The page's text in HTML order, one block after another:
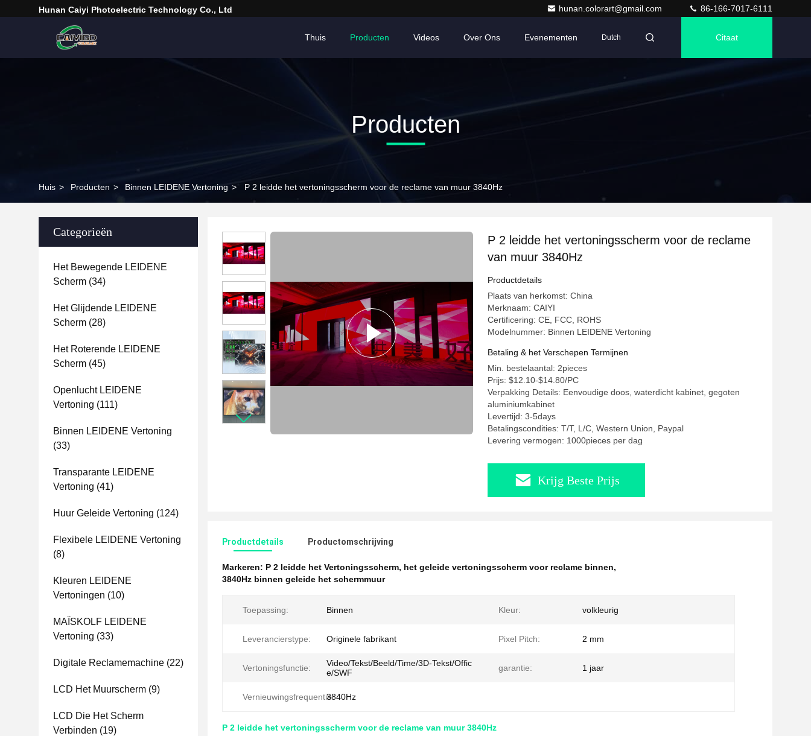
Hunan Caiyi Photoelectric Technology Co., Ltd hunan.colorart@gmail.com 86-166-7017-6111
Thuis Producten Videos Over Ons Evenementen Dutch Citaat
Producten
Huis > Producten > Binnen LEIDENE Vertoning > P 2 leidde het vertoningsscherm voor de reclame van muur 3840Hz
Categorieën
Het Bewegende LEIDENE
Scherm (34)
Het Glijdende LEIDENE
Scherm (28)
Het Roterende LEIDENE
Scherm (45)
Openlucht LEIDENE
Vertoning (111)
Binnen LEIDENE Vertoning
(33)
Transparante LEIDENE
Vertoning (41)
Huur Geleide Vertoning (124)
Flexibele LEIDENE Vertoning
(8)
Kleuren LEIDENE
Vertoningen (10)
MAÏSKOLF LEIDENE
Vertoning (33)
Digitale Reclamemachine (22)
LCD Het Muurscherm (9)
LCD Die Het Scherm
Verbinden (19)
P 2 leidde het vertoningsscherm voor de reclame
van muur 3840Hz
Productdetails
Plaats van herkomst: China
Merknaam: CAIYI
Certificering: CE, FCC, ROHS
Modelnummer: Binnen LEIDENE Vertoning
Betaling & het Verschepen Termijnen
Min. bestelaantal: 2pieces
Prijs: $12.10-$14.80/PC
Verpakking Details: Eenvoudige doos, waterdicht kabinet, gegoten
aluminiumkabinet
Levertijd: 3-5days
Betalingscondities: T/T, L/C, Western Union, Paypal
Levering vermogen: 1000pieces per dag
Krijg Beste Prijs
Productdetails Productomschrijving
Markeren: P 2 leidde het Vertoningsscherm, het geleide vertoningsscherm voor reclame binnen,
3840Hz binnen geleide het schermmuur
Toepassing: Binnen Kleur: volkleurig
Leverancierstype: Originele fabrikant Pixel Pitch: 2 mm
Vertoningsfunctie:
Video/Tekst/Beeld/Time/3D-Tekst/Offic
e/SWF
garantie: 1 jaar
Vernieuwingsfrequentie:3840Hz
P 2 leidde het vertoningsscherm voor de reclame van muur 3840Hz